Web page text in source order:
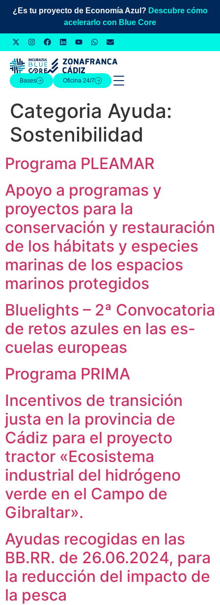
¿Es tu proyecto de Economía Azul? Descubre cómo
acelerarlo con Blue Core
Bases Oficina 24/7
Categoria Ayuda:
Sostenibilidad
Programa PLEAMAR
Apoyo a programas y
proyectos para la
conservación y restauración
de los hábitats y especies
marinas de los espacios
marinos protegidos
Bluelights – 2ª Convocatoria
de retos azules en las es-
cuelas europeas
Programa PRIMA
Incentivos de transición
justa en la provincia de
Cádiz para el proyecto
tractor «Ecosistema
industrial del hidrógeno
verde en el Campo de
Gibraltar».
Ayudas recogidas en las
BB.RR. de 26.06.2024, para
la reducción del impacto de
la pesca